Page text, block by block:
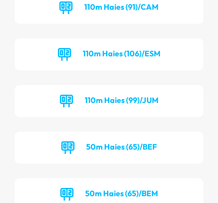
110m Haies (91)/CAM
110m Haies (106)/ESM
110m Haies (99)/JUM
50m Haies (65)/BEF
50m Haies (65)/BEM